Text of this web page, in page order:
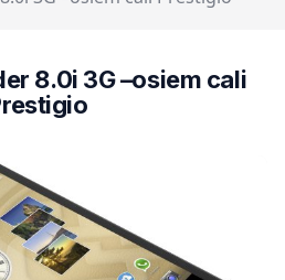
8.0i 3G –osiem cali